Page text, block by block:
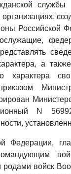
Российской
а
характера
N
Федерации,
войск